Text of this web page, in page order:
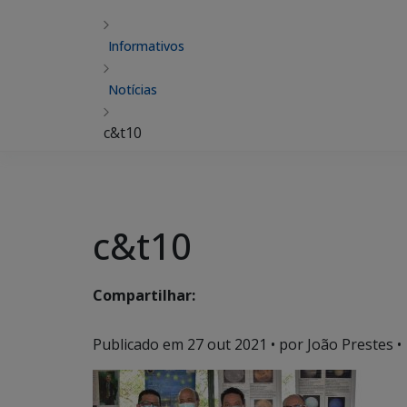
Informativos
Notícias
c&t10
c&t10
Compartilhar:
Publicado em 27 out 2021 • por João Prestes •